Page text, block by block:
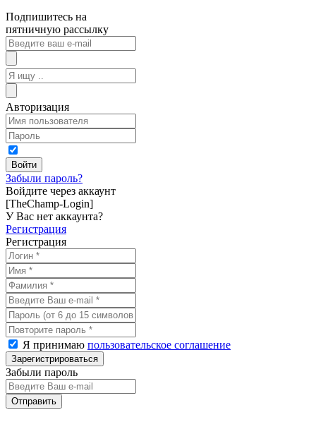
Подпишитесь на
пятничную рассылку
Авторизация
Забыли пароль?
Войдите через аккаунт
[TheChamp-Login]
У Вас нет аккаунта?
Регистрация
Регистрация
Я принимаю пользовательское соглашение
Забыли пароль